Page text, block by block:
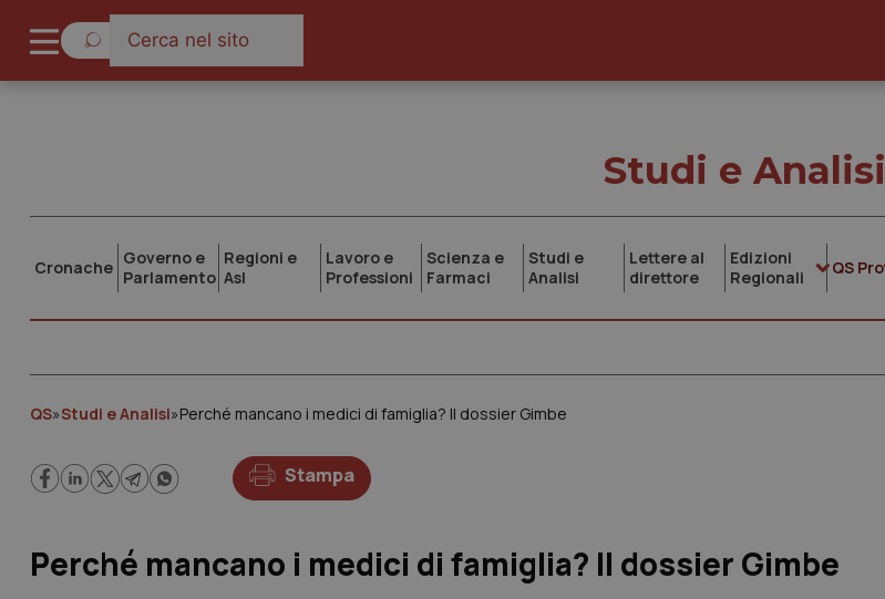
Studi e Analisi
Cronache Governo e
Parlamento
Regioni e
Asl
Lavoro e
Professioni
Scienza e
Farmaci
Studi e
Analisi
Lettere al
direttore
Edizioni
Regionali
QS Pro
QS»Studi e Analisi»Perché mancano i medici di famiglia? Il dossier Gimbe
Stampa
Perché mancano i medici di famiglia? Il dossier Gimbe